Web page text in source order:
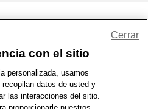
| Términos de Uso | Accesibilidad
Privacy Policy | Mapa del sitio
| © 1999 - 2026 CVS.com
con el sitio
personalizada, usamos
datos de usted y
las interacciones del sitio.
Cerrar